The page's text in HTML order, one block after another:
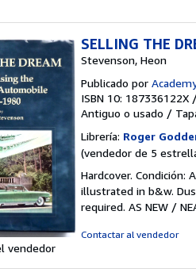
vendedor
SELLING THE
Stevenson, Heon
Publicado por Academy
ISBN 10: 187336122X
Antiguo o usado /
Librería: Roger
(vendedor de 5
Hardcover. Condición:
illustrated in b&w.
required. AS NEW /
Contactar al vendedor